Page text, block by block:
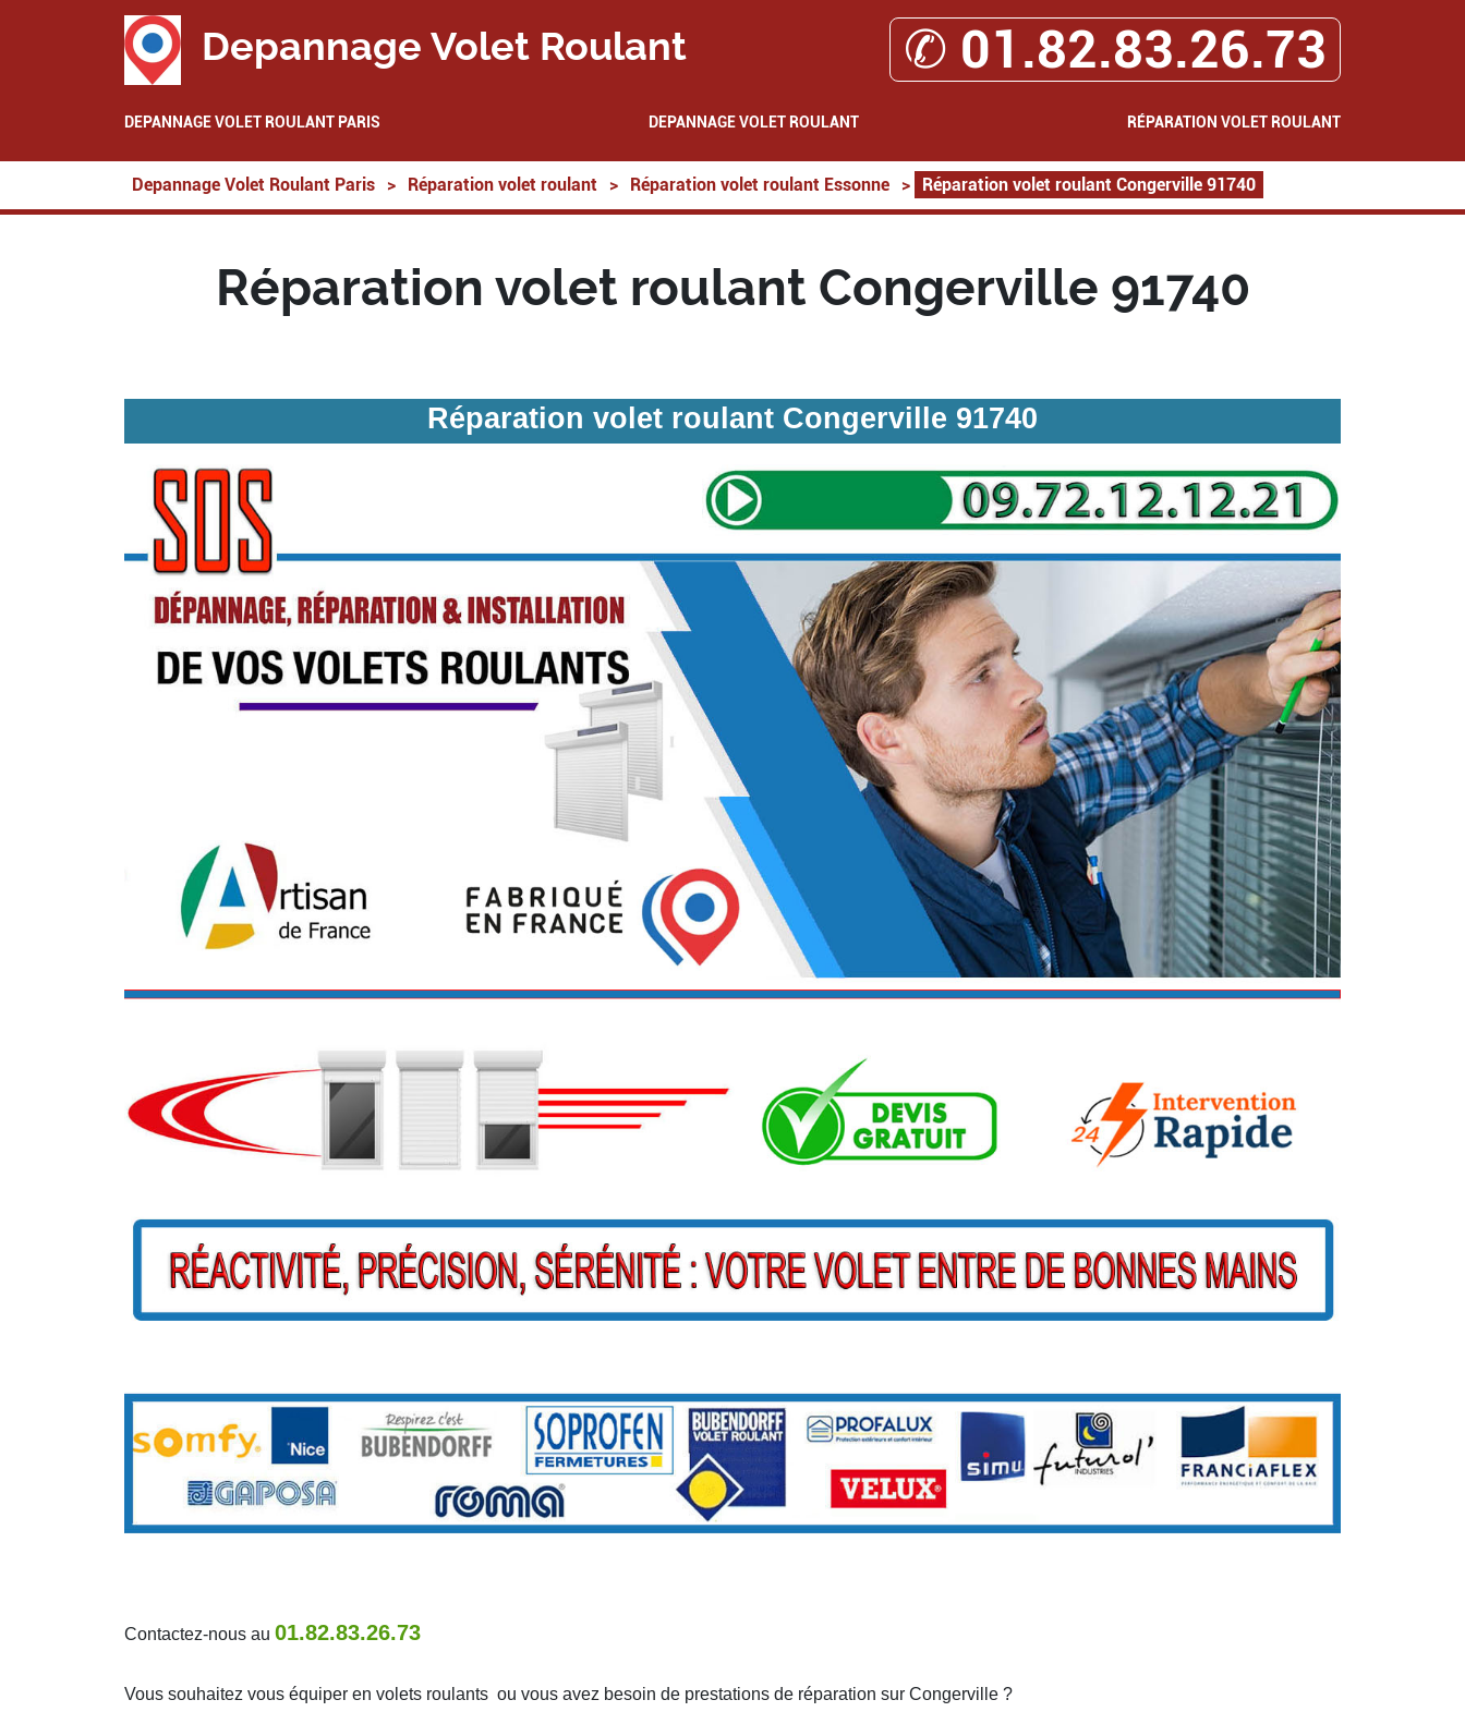
Depannage Volet Roulant ✆ 01.82.83.26.73
DEPANNAGE VOLET ROULANT PARIS DEPANNAGE VOLET ROULANT RÉPARATION VOLET ROULANT
Depannage Volet Roulant Paris > Réparation volet roulant > Réparation volet roulant Essonne > Réparation volet roulant Congerville 91740
Réparation volet roulant Congerville 91740
Réparation volet roulant Congerville 91740
Contactez-nous au 01.82.83.26.73
Vous souhaitez vous équiper en volets roulants ou vous avez besoin de prestations de réparation sur Congerville ?